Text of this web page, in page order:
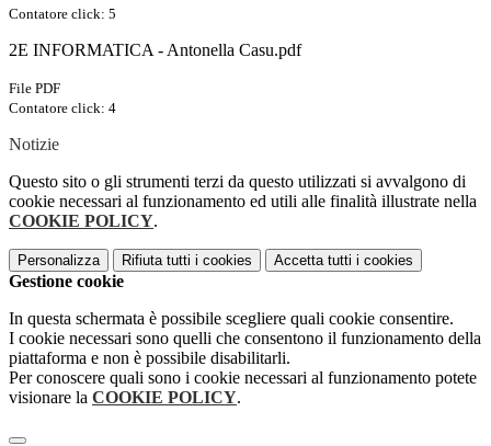
Contatore click: 5
2E INFORMATICA - Antonella Casu.pdf
File PDF
Contatore click: 4
Notizie
Questo sito o gli strumenti terzi da questo utilizzati si avvalgono di
cookie necessari al funzionamento ed utili alle finalità illustrate nella
COOKIE POLICY.
Personalizza Rifiuta tutti i cookies Accetta tutti i cookies
Gestione cookie
In questa schermata è possibile scegliere quali cookie consentire.
I cookie necessari sono quelli che consentono il funzionamento della
piattaforma e non è possibile disabilitarli.
Per conoscere quali sono i cookie necessari al funzionamento potete
visionare la COOKIE POLICY.